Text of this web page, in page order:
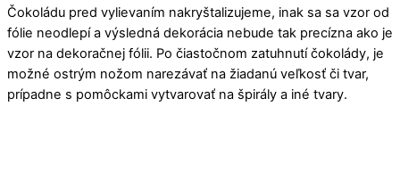
Čokoládu pred vylievaním nakryštalizujeme, inak sa sa vzor od
fólie neodlepí a výsledná dekorácia nebude tak precízna ako je
vzor na dekoračnej fólii. Po čiastočnom zatuhnutí čokolády, je
možné ostrým nožom narezávať na žiadanú veľkosť či tvar,
prípadne s pomôckami vytvarovať na špirály a iné tvary.